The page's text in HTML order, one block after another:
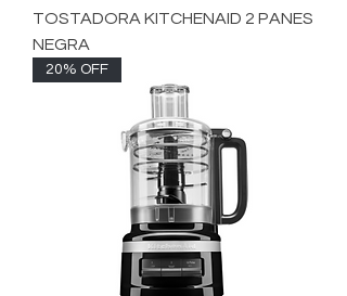
TOSTADORA KITCHENAID 2 PANES
NEGRA
20% OFF